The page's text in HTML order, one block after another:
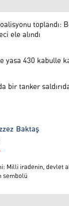
toplandı:
ele alındı
yasa 430 kabulle
bir tanker
Baktaş
Milli iradenin, devlet
sembolü